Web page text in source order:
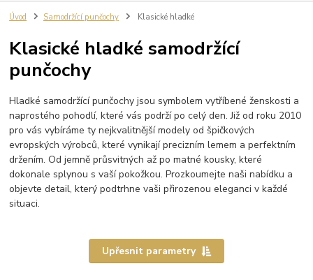
Úvod Samodržící punčochy Klasické hladké
Klasické hladké samodržící
punčochy
Hladké samodržící punčochy jsou symbolem vytříbené ženskosti a
naprostého pohodlí, které vás podrží po celý den. Již od roku 2010
pro vás vybíráme ty nejkvalitnější modely od špičkových
evropských výrobců, které vynikají precizním lemem a perfektním
držením. Od jemně průsvitných až po matné kousky, které
dokonale splynou s vaší pokožkou. Prozkoumejte naši nabídku a
objevte detail, který podtrhne vaši přirozenou eleganci v každé
situaci.
Upřesnit parametry